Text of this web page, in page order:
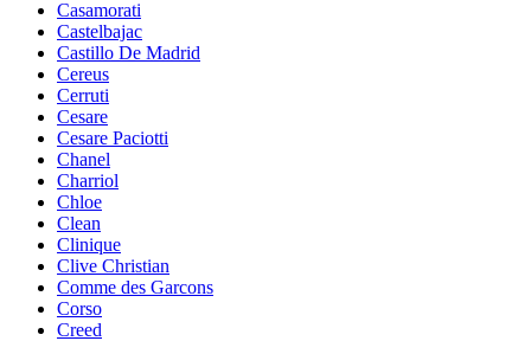
Casamorati
Castelbajac
Castillo De Madrid
Cereus
Cerruti
Cesare
Cesare Paciotti
Chanel
Charriol
Chloe
Clean
Clinique
Clive Christian
Comme des Garcons
Corso
Creed